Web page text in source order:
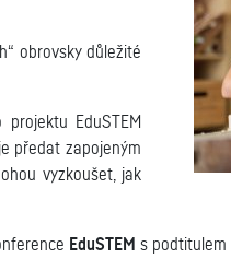
obrovsky důležité
EduSTEM
předat zapojeným
vyzkoušet, jak
EduSTEM s podtitulem